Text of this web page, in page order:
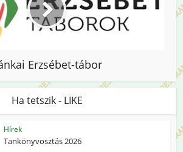
Erzsébet-tábor
Ha tetszik - LIKE
Hírek
Tankönyvosztás 2026